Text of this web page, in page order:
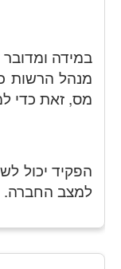
במידה
מנהל הרשות
מס, זאת כדי
הפקיד יכול
למצב החברה.